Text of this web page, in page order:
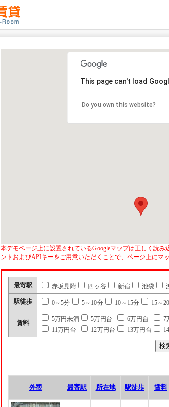
This page can't load
Do you own this website?
本デモページ上に設置されているGoogleマップは正しく読
ントおよびAPIキーをご用意いただくことで、ページ上にマ
最寄駅 赤坂見附 四ッ谷 新宿 池袋
駅徒歩 0～5分 5～10分 10～15分 15～
賃料
5万円未満 5万円台 6万円台 7
11万円台
12万円台 13万円台
外観 最寄駅 所在地 駅徒歩 賃料